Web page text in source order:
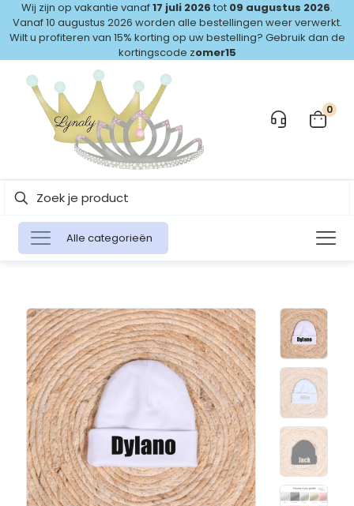
Wij zijn op vakantie vanaf17 juli 2026 tot 09 augustus 2026.
Vanaf 10 augustus 2026 worden alle bestellingen weer verwerkt.
Wilt u profiteren van 15% korting op uw bestelling? Gebruik dan de
kortingscode zomer15
0
Alle categorieën